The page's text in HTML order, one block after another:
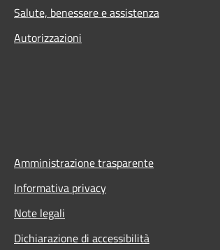
Salute, benessere e assistenza
Autorizzazioni
Amministrazione trasparente
Informativa privacy
Note legali
Dichiarazione di accessibilità